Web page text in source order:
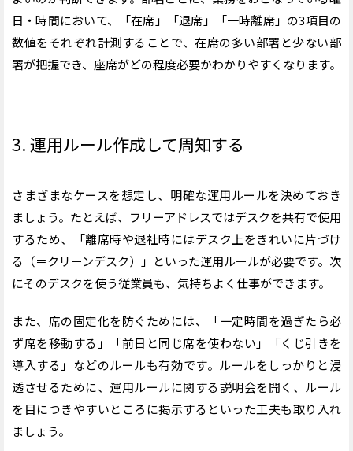
日・時間において、「在席」「退席」「一時離席」の3項目の
数値をそれぞれ計測することで、在席の多い部署と少ない部
署が把握でき、座席がどの程度必要かわかりやすくなります。
3. 運用ルール作成して周知する
さまざまなケースを想定し、明確な運用ルールを決めておき
ましょう。たとえば、フリーアドレスではデスクを共有で使用
するため、「離席時や退社時にはデスク上をきれいに片づけ
る（＝クリーンデスク）」といった運用ルールが必要です。次
にそのデスクを使う従業員も、気持ちよく仕事ができます。
また、席の固定化を防ぐためには、「一定時間を過ぎたら必
ず席を移動する」「前日と同じ席を使わない」「くじ引きを
導入する」などのルールも有効です。ルールをしっかりと浸
透させるために、運用ルールに関する説明会を開く、ルール
を目につきやすいところに掲示するといった工夫も取り入れ
ましょう。